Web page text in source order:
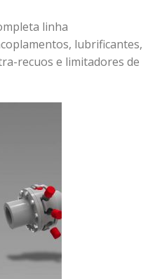
linha
lubrificantes,
recuos e limitadores de